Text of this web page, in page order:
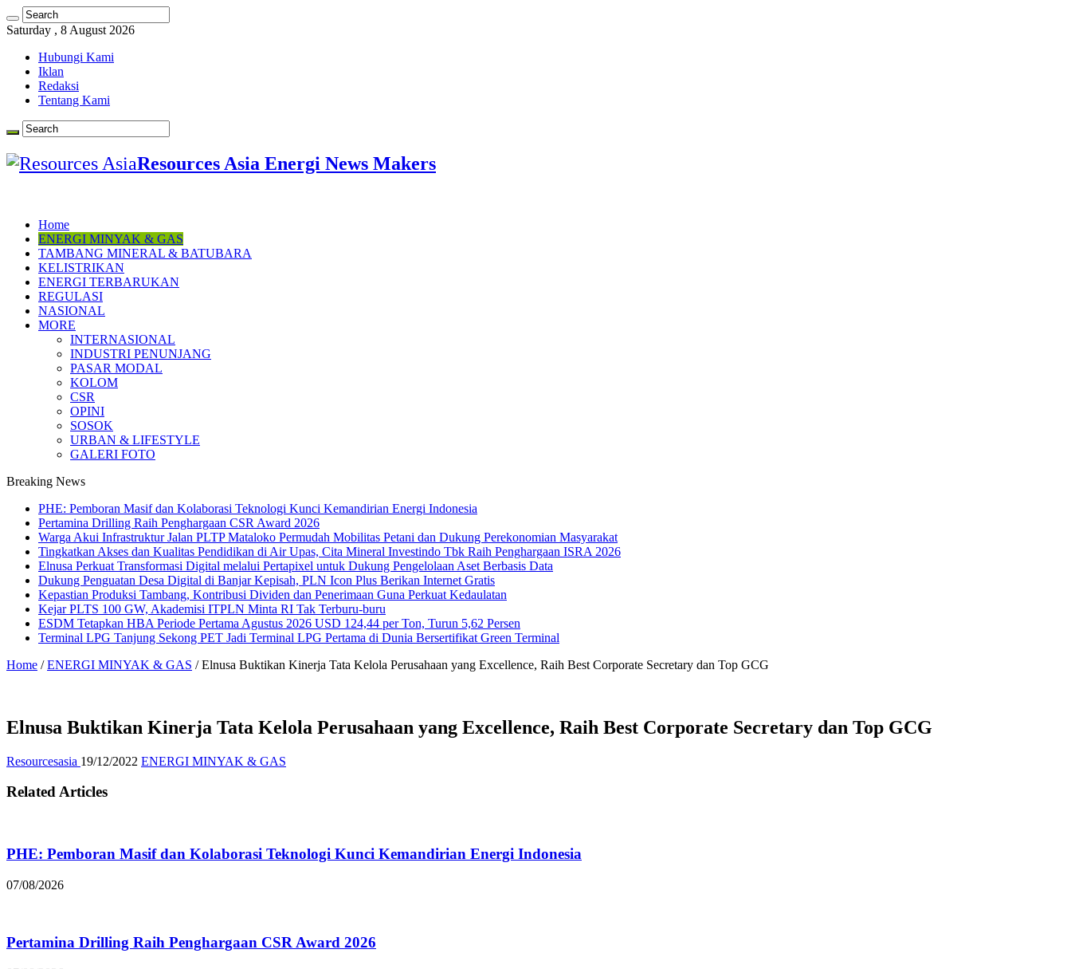
Saturday , 8 August 2026
Hubungi Kami
Iklan
Redaksi
Tentang Kami
Resources Asia Energi News Makers
Home
ENERGI MINYAK & GAS
TAMBANG MINERAL & BATUBARA
KELISTRIKAN
ENERGI TERBARUKAN
REGULASI
NASIONAL
MORE
INTERNASIONAL
INDUSTRI PENUNJANG
PASAR MODAL
KOLOM
CSR
OPINI
SOSOK
URBAN & LIFESTYLE
GALERI FOTO
Breaking News
PHE: Pemboran Masif dan Kolaborasi Teknologi Kunci Kemandirian Energi Indonesia
Pertamina Drilling Raih Penghargaan CSR Award 2026
Warga Akui Infrastruktur Jalan PLTP Mataloko Permudah Mobilitas Petani dan Dukung Perekonomian Masyarakat
Tingkatkan Akses dan Kualitas Pendidikan di Air Upas, Cita Mineral Investindo Tbk Raih Penghargaan ISRA 2026
Elnusa Perkuat Transformasi Digital melalui Pertapixel untuk Dukung Pengelolaan Aset Berbasis Data
Dukung Penguatan Desa Digital di Banjar Kepisah, PLN Icon Plus Berikan Internet Gratis
Kepastian Produksi Tambang, Kontribusi Dividen dan Penerimaan Guna Perkuat Kedaulatan
Kejar PLTS 100 GW, Akademisi ITPLN Minta RI Tak Terburu-buru
ESDM Tetapkan HBA Periode Pertama Agustus 2026 USD 124,44 per Ton, Turun 5,62 Persen
Terminal LPG Tanjung Sekong PET Jadi Terminal LPG Pertama di Dunia Bersertifikat Green Terminal
Home / ENERGI MINYAK & GAS / Elnusa Buktikan Kinerja Tata Kelola Perusahaan yang Excellence, Raih Best Corporate Secretary dan Top GCG
Elnusa Buktikan Kinerja Tata Kelola Perusahaan yang Excellence, Raih Best Corporate Secretary dan Top GCG
Resourcesasia 19/12/2022 ENERGI MINYAK & GAS
Related Articles
PHE: Pemboran Masif dan Kolaborasi Teknologi Kunci Kemandirian Energi Indonesia
07/08/2026
Pertamina Drilling Raih Penghargaan CSR Award 2026